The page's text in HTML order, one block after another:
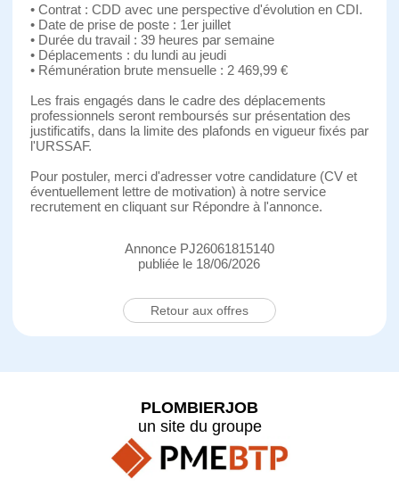
• Contrat : CDD avec une perspective d'évolution en CDI.
• Date de prise de poste : 1er juillet
• Durée du travail : 39 heures par semaine
• Déplacements : du lundi au jeudi
• Rémunération brute mensuelle : 2 469,99 €
Les frais engagés dans le cadre des déplacements
professionnels seront remboursés sur présentation des
justificatifs, dans la limite des plafonds en vigueur fixés par
l'URSSAF.
Pour postuler, merci d'adresser votre candidature (CV et
éventuellement lettre de motivation) à notre service
recrutement en cliquant sur Répondre à l'annonce.
Annonce PJ26061815140
publiée le 18/06/2026
Retour aux offres
PLOMBIERJOB
un site du groupe